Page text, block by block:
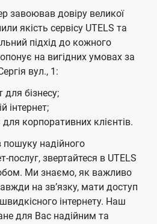
завоював довіру великої
якість сервісу UTELS та
підхід до кожного
на вигідних умовах за
вул., 1:
для бізнесу;
інтернет;
корпоративних клієнтів.
надійного
послуг, звертайтеся в UTELS
Ми знаємо, як важливо
на звʼязку, мати доступ
інтернету. Наш
для Вас надійним та